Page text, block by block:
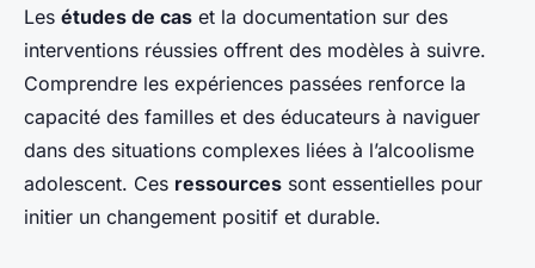
Les études de cas et la documentation sur des
interventions réussies offrent des modèles à suivre.
Comprendre les expériences passées renforce la
capacité des familles et des éducateurs à naviguer
dans des situations complexes liées à l’alcoolisme
adolescent. Ces ressources sont essentielles pour
initier un changement positif et durable.